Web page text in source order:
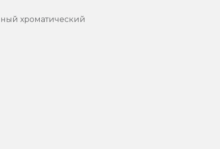
хроматический